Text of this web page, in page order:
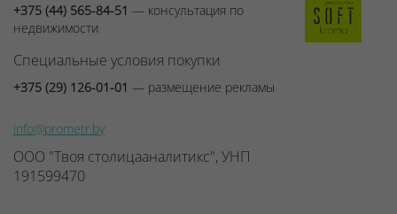
+375 (44) 565-84-51 — консультация по
недвижимости
Специальные условия покупки
+375 (29) 126-01-01 — размещение рекламы
info@prometr.by
ООО "Твоя столицааналитикс", УНП
191599470